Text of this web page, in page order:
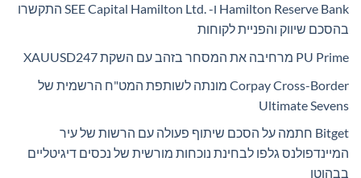
Hamilton Reserve Bank ו- SEE Capital Hamilton Ltd.‎ התקשרו
בהסכם שיווק והפניית לקוחות
PU Prime מרחיבה את המסחר בזהב עם השקת XAUUSD247
Corpay Cross-Border מונתה לשותפת המט"ח הרשמית של
Ultimate Sevens
Bitget חתמה על הסכם שיתוף פעולה עם הרשות של עיר
המיינדפולנס גלפו לבחינת נוכחות מורשית של נכסים דיגיטליים
בבהוטן